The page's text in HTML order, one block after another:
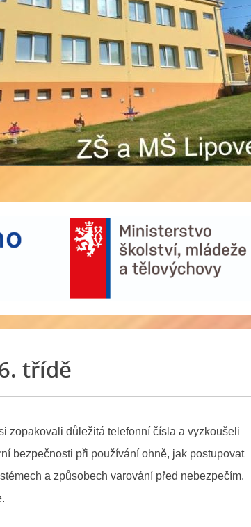
třídě
zopakovali důležitá telefonní čísla a vyzkoušeli
bezpečnosti při používání ohně, jak postupovat
a způsobech varování před nebezpečím.